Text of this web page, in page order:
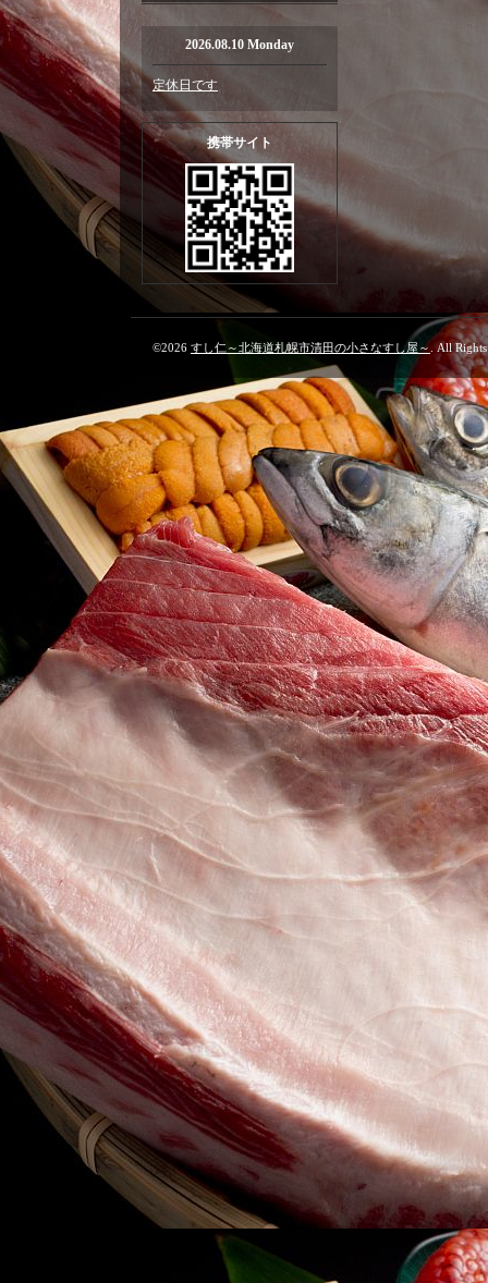
2026.08.10 Monday
定休日です
携帯サイト
©2026 すし仁～北海道札幌市清田の小さなすし屋～ . All